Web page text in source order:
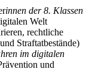
innen der 8. Klassen
Welt
rechtliche
Straftatbestände)
im digitalen
und